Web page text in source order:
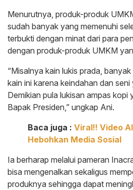
Menurutnya, produk-produk
sudah banyak yang memenuhi
terbukti dengan minat dari para
dengan produk-produk UMKM
“Misalnya kain lukis prada,
kain ini karena keindahan dan
Demikian pula lukisan ampas kopi
Bapak Presiden,” ungkap Ani.
Baca juga : Viral!! Video
Hebohkan Media Sosial
Ia berharap melalui pameran
bisa mengenalkan sekaligus
produknya sehingga dapat